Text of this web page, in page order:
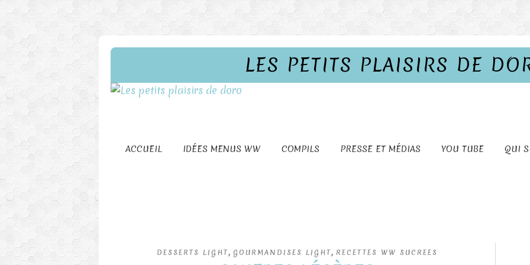
LES PETITS PLAISIRS DE
ACCUEIL IDÉES MENUS WW COMPILS PRESSE ET MÉDIAS YOU TUBE QUI
DESSERTS LIGHT, GOURMANDISES LIGHT, RECETTES WW SUCREES